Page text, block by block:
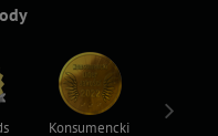
Konsumencki